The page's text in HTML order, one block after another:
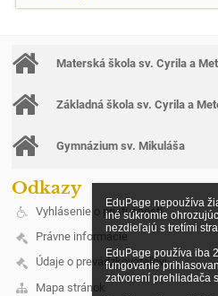
EduPage nepoužíva
iné súkromie
nezdieľajú s tretími
EduPage používa iba
fungovanie
zatvorení prehliadača
Materská škola sv. Cyrila a
Základná škola sv. Cyrila a
Gymnázium sv. Mikuláša
Odkazy
Vyhlásenie o prístupnosti
Právne informácie
Údaje o prevádzkovateľovi
Mapa stránok